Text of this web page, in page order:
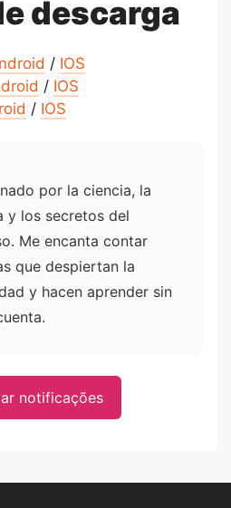
descarga
/ IOS
/ IOS
/ IOS
por la ciencia, la
y los secretos del
Me encanta contar
que despiertan la
y hacen aprender sin
notificações